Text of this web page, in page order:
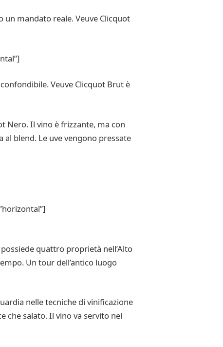
mandato reale. Veuve Clicquot
Veuve Clicquot Brut è
Nero. Il vino è frizzante, ma con
blend. Le uve vengono pressate
quattro proprietà nell’Alto
Un tour dell’antico luogo
nelle tecniche di vinificazione
che salato. Il vino va servito nel